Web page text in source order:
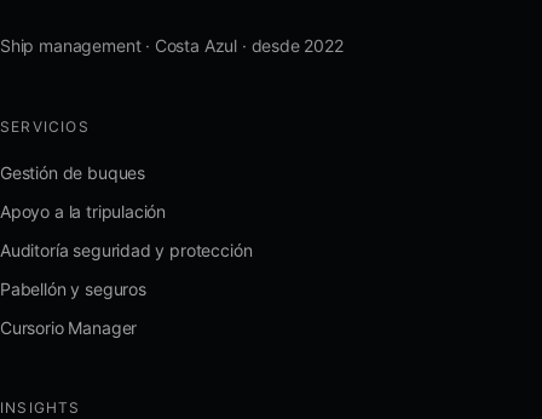
Ship management · Costa Azul · desde 2022
SERVICIOS
Gestión de buques
Apoyo a la tripulación
Auditoría seguridad y protección
Pabellón y seguros
Cursorio Manager
INSIGHTS